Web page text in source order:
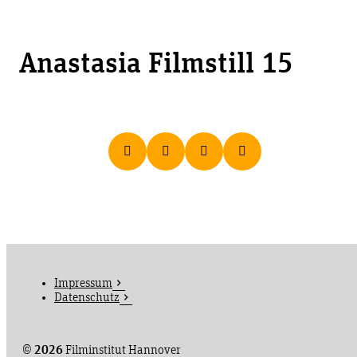
Anastasia Filmstill 15
© 2026Filminstitut Hannover
Impressum
Datenschutz